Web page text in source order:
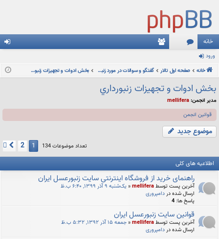
خانه
م
ن
ها
ضا
د
ورود
خانه
صفحه اول تالار گفتگو و سوالات در مورد زنبورعسل و زنبورداری بخش ادوات و تجهيزات زنبورداري
بخش ادوات و تجهيزات زنبورداري
مدیر انجمن: mellifera
قوانین انجمن
موضوع جدید
تعداد موضوعات 134 1
2 بعدی
اطلاعیه های کلی
راهنمای خرید از فروشگاه اینترنتی سایت زنبورعسل ایران
آخرین پست توسطmellifera
« یک‌شنبه ۹ آذر ۱۳۹۹, ۶:۴۰ ب.ظ
ارسال شده در دامپروری
پاسخ ها: 4
قوانين سايت زنبورعسل ايران
آخرین پست توسطmellifera
«جمعه ۱۵ آذر ۱۳۹۲, ۵:۳۲ ب.ظ
ارسال شده در دامپروری